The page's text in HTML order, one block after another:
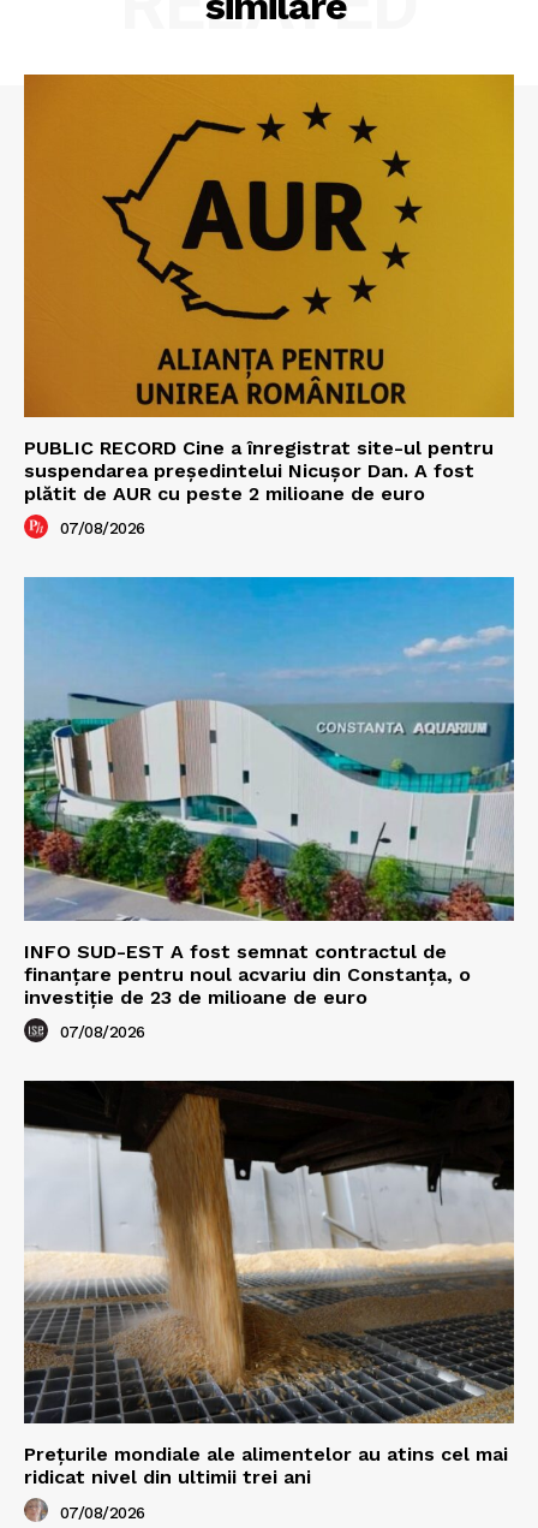
PUBLIC RECORD Cine a înregistrat site-ul pentru
suspendarea președintelui Nicușor Dan. A fost
plătit de AUR cu peste 2 milioane de euro
07/08/2026
INFO SUD-EST A fost semnat contractul de
finanțare pentru noul acvariu din Constanța, o
investiție de 23 de milioane de euro
07/08/2026
Prețurile mondiale ale alimentelor au atins cel mai
ridicat nivel din ultimii trei ani
07/08/2026